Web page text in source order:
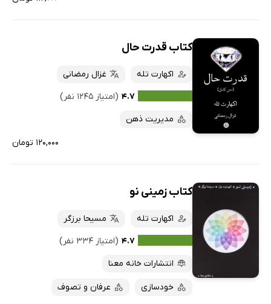
کتاب قدرت حال
اکهارت تله
غزال رمضانی
۴.۷ (امتیاز ۱۲۴۵ نفر)
مدیریت ذهن
۱۲۰,۰۰۰ تومان
کتاب زمینی نو
اکهارت تله
مسیحا برزگر
۴.۷ (امتیاز ۳۳۴ نفر)
انتشارات خانه معنا
خودسازی عرفان و تصوف